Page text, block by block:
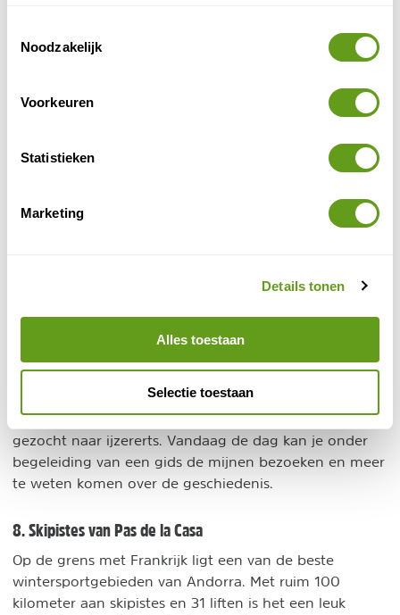
Noodzakelijk
Voorkeuren
Statistieken
Marketing
Details tonen
Alles toestaan
Selectie toestaan
voldoende animatie voor jonge kinderen.
In de 18de en 19de eeuw werd er bij Llorts veel
gezocht naar ijzererts. Vandaag de dag kan je onder
begeleiding van een gids de mijnen bezoeken en meer
te weten komen over de geschiedenis.
8. Skipistes van Pas de la Casa
Op de grens met Frankrijk ligt een van de beste
wintersportgebieden van Andorra. Met ruim 100
kilometer aan skipistes en 31 liften is het een leuk